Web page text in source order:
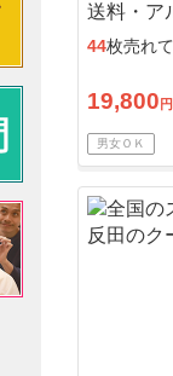
送料・ア
44枚売れ
19,800 円
男女ＯＫ